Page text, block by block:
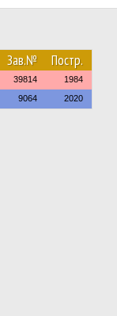
Зав.№ Постр.
39814 1984
9064 2020